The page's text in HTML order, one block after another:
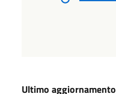
Ultimo aggiornamento